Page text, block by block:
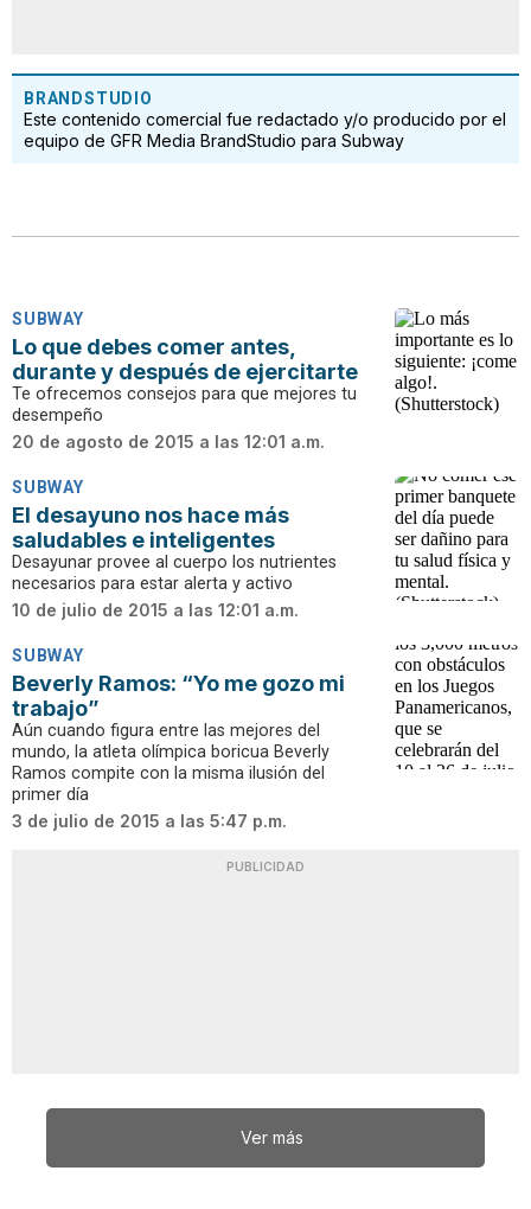
BRANDSTUDIO
Este contenido comercial fue redactado y/o producido por el
equipo de GFR Media BrandStudio para Subway
SUBWAY
Lo que debes comer antes,
durante y después de ejercitarte
Te ofrecemos consejos para que mejores tu
desempeño
20 de agosto de 2015 a las 12:01 a.m.
SUBWAY
El desayuno nos hace más
saludables e inteligentes
Desayunar provee al cuerpo los nutrientes
necesarios para estar alerta y activo
10 de julio de 2015 a las 12:01 a.m.
SUBWAY
Beverly Ramos: “Yo me gozo mi
trabajo”
Aún cuando figura entre las mejores del
mundo, la atleta olímpica boricua Beverly
Ramos compite con la misma ilusión del
primer día
3 de julio de 2015 a las 5:47 p.m.
PUBLICIDAD
Ver más